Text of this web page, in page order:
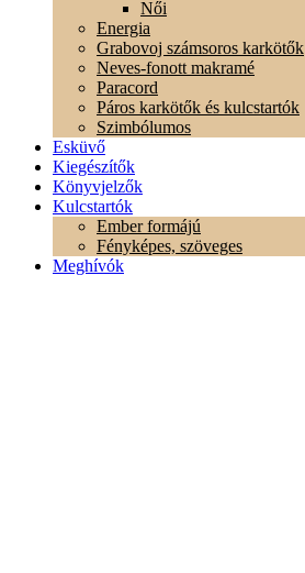
Női
Energia
Grabovoj számsoros karkötők
Neves-fonott makramé
Paracord
Páros karkötők és kulcstartók
Szimbólumos
Esküvő
Kiegészítők
Könyvjelzők
Kulcstartók
Ember formájú
Fényképes, szöveges
Meghívók